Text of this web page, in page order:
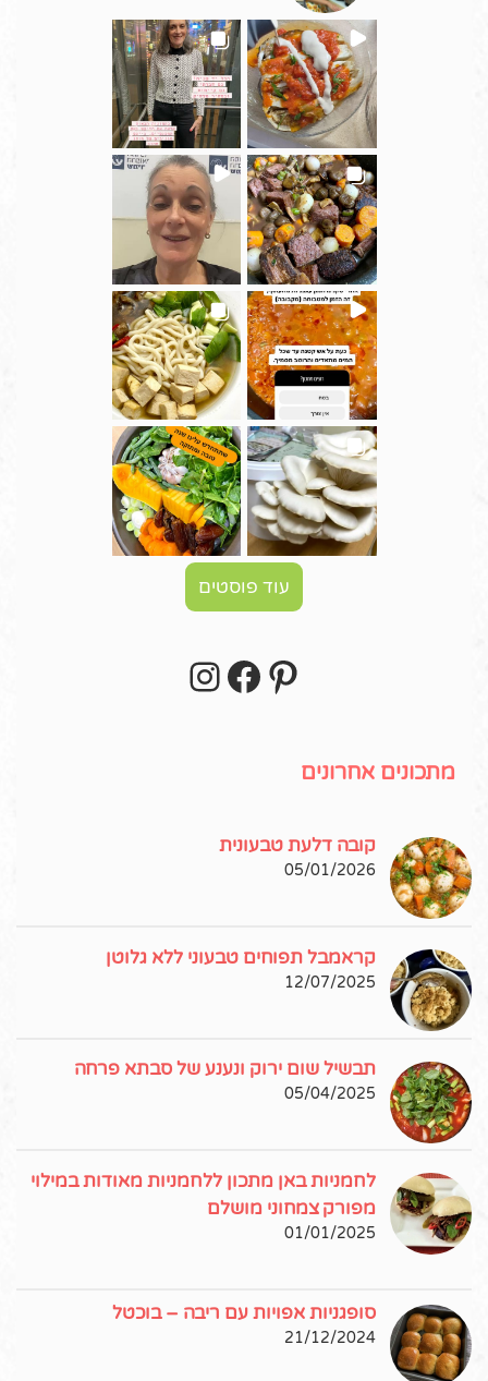
עוד פוסטים
Pinterest
Facebook
מתכונים אחרונים
קובה דלעת טבעונית
05/01/2026
קראמבל תפוחים טבעוני ללא גלוטן
12/07/2025
תבשיל שום ירוק ונענע של סבתא פרחה
05/04/2025
לחמניות באן מתכון ללחמניות מאודות במילוי
מפורק צמחוני מושלם
01/01/2025
סופגניות אפויות עם ריבה – בוכטל
21/12/2024